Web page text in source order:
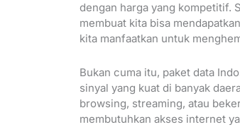
dengan harga yang kompetitif.
membuat kita bisa
kita manfaatkan untuk
Bukan cuma itu, paket data
sinyal yang kuat di banyak
browsing, streaming, atau
membutuhkan akses internet